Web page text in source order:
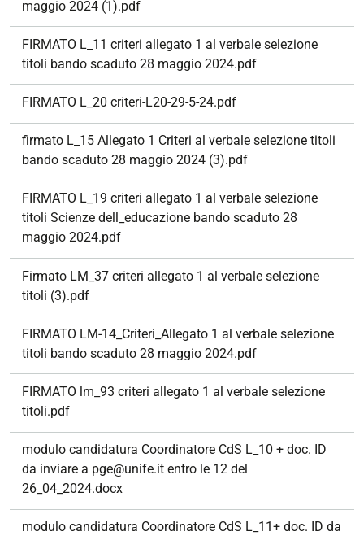
maggio 2024 (1).pdf
FIRMATO L_11 criteri allegato 1 al verbale selezione
titoli bando scaduto 28 maggio 2024.pdf
FIRMATO L_20 criteri-L20-29-5-24.pdf
firmato L_15 Allegato 1 Criteri al verbale selezione titoli
bando scaduto 28 maggio 2024 (3).pdf
FIRMATO L_19 criteri allegato 1 al verbale selezione
titoli Scienze dell_educazione bando scaduto 28
maggio 2024.pdf
Firmato LM_37 criteri allegato 1 al verbale selezione
titoli (3).pdf
FIRMATO LM-14_Criteri_Allegato 1 al verbale selezione
titoli bando scaduto 28 maggio 2024.pdf
FIRMATO lm_93 criteri allegato 1 al verbale selezione
titoli.pdf
modulo candidatura Coordinatore CdS L_10 + doc. ID
da inviare a pge@unife.it entro le 12 del
26_04_2024.docx
modulo candidatura Coordinatore CdS L_11+ doc. ID da